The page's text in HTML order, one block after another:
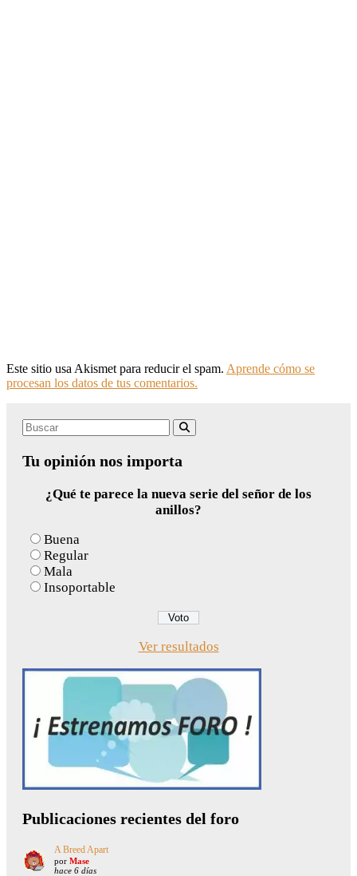
Este sitio usa Akismet para reducir el spam. Aprende cómo se
procesan los datos de tus comentarios.
Search
Tu opinión nos importa
¿Qué te parece la nueva serie del señor de los
anillos?
Buena
Regular
Mala
Insoportable
Ver resultados
Publicaciones recientes del foro
A Breed Apart
por Mase
hace 6 días